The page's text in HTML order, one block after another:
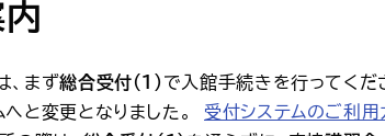
、まず総合受付（1） で入館手続きを行ってく
と変更となりました。 受付システムのご利用